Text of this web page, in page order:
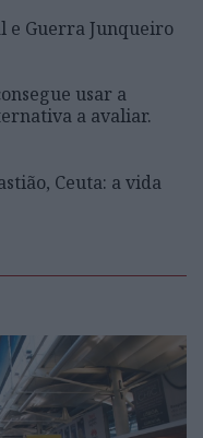
e Guerra Junqueiro
usar a
a avaliar.
Ceuta: a vida